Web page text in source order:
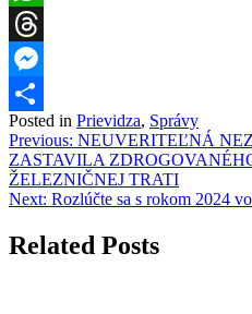
WhatsApp
Threads
Messenger
Share
Posted in Prievidza, Správy
Navigácia
v
článku
Previous: NEUVERITEĽNÁ
ZASTAVILA
ŽELEZNIČNEJ TRATI
Next: Rozlúčte sa s rokom 2024
Related Posts